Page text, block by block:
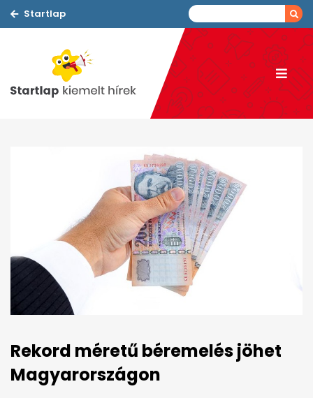
Startlap
Rekord méretű béremelés jöhet
Magyarországon